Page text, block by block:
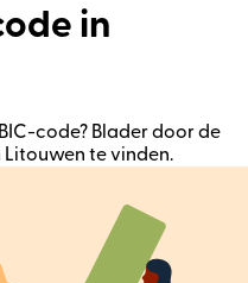
in
code? Blader door de
te vinden.